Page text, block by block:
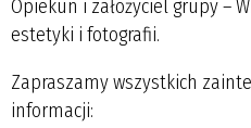
Opiekun i założyciel grupy –
estetyki i fotografii.
Zapraszamy wszystkich
informacji: